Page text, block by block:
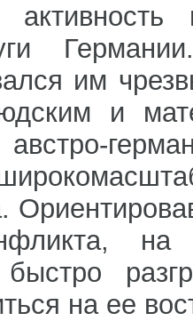
им
и
австро-
быстро
на ее